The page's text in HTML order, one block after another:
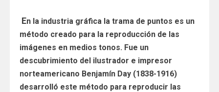
En la industria gráfica la trama de puntos es un
método creado para la reproducción de las
imágenes en medios tonos. Fue un
descubrimiento del ilustrador e impresor
norteamericano Benjamín Day (1838-1916)
desarrolló este método para reproducir las